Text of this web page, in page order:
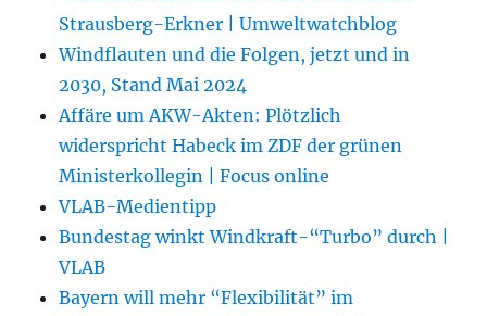
Strausberg-Erkner | Umweltwatchblog
Windflauten und die Folgen, jetzt und in
2030, Stand Mai 2024
Affäre um AKW-Akten: Plötzlich
widerspricht Habeck im ZDF der grünen
Ministerkollegin | Focus online
VLAB-Medientipp
Bundestag winkt Windkraft-“Turbo” durch |
VLAB
Bayern will mehr “Flexibilität” im